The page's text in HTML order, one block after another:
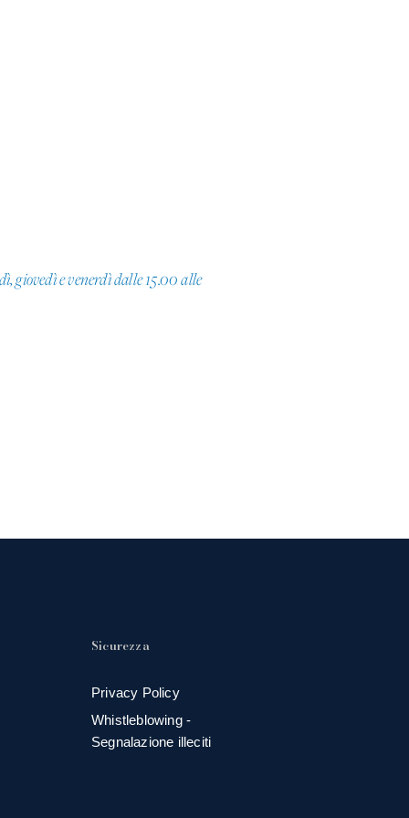
giovedì e venerdì dalle 15.00 alle
Sicurezza
Privacy Policy
Whistleblowing -
Segnalazione illeciti